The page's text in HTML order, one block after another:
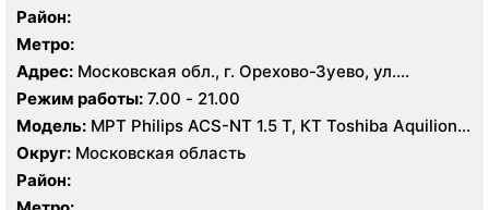
Район:
Метро:
Адрес: Московская обл., г. Орехово-Зуево, ул.
Володарского, 14
Режим работы: 7.00 - 21.00
Модель: МРТ Philips ACS-NT 1.5 Т, КТ Toshiba Aquilion
64 среза, УЗИ
Округ: Московская область
Район: